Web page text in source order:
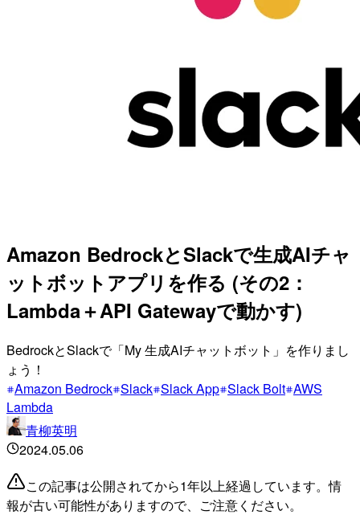
Amazon BedrockとSlackで生成AIチャ
ットボットアプリを作る (その2：
Lambda＋API Gatewayで動かす)
BedrockとSlackで「My 生成AIチャットボット」を作りまし
ょう！
Amazon Bedrock Slack Slack App Slack Bolt AWS
Lambda
青柳英明
2024.05.06
この記事は公開されてから1年以上経過しています。情
報が古い可能性がありますので、ご注意ください。